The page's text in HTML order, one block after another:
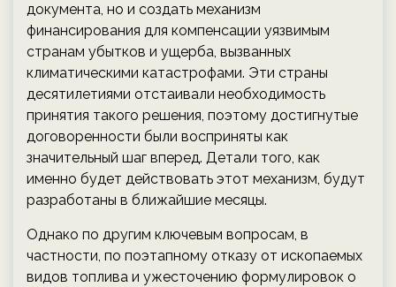
документа, но и создать механизм
финансирования для компенсации уязвимым
странам убытков и ущерба, вызванных
климатическими катастрофами. Эти страны
десятилетиями отстаивали необходимость
принятия такого решения, поэтому достигнутые
договоренности были восприняты как
значительный шаг вперед. Детали того, как
именно будет действовать этот механизм, будут
разработаны в ближайшие месяцы.
Однако по другим ключевым вопросам, в
частности, по поэтапному отказу от ископаемых
видов топлива и ужесточению формулировок о